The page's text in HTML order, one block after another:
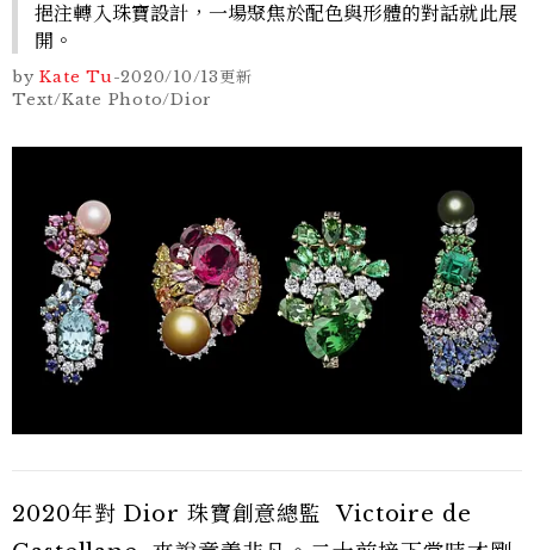
挹注轉入珠寶設計，一場聚焦於配色與形體的對話就此展
開。
by Kate Tu-2020/10/13更新
Text/Kate Photo/Dior
2020年對 Dior 珠寶創意總監 Victoire de